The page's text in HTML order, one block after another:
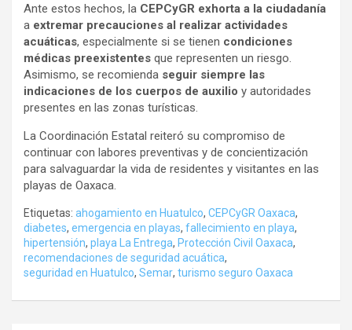
Ante estos hechos, la CEPCyGR exhorta a la ciudadanía
a extremar precauciones al realizar actividades
acuáticas, especialmente si se tienen condiciones
médicas preexistentes que representen un riesgo.
Asimismo, se recomienda seguir siempre las
indicaciones de los cuerpos de auxilio y autoridades
presentes en las zonas turísticas.
La Coordinación Estatal reiteró su compromiso de
continuar con labores preventivas y de concientización
para salvaguardar la vida de residentes y visitantes en las
playas de Oaxaca.
Etiquetas: ahogamiento en Huatulco, CEPCyGR Oaxaca,
diabetes, emergencia en playas, fallecimiento en playa,
hipertensión, playa La Entrega, Protección Civil Oaxaca,
recomendaciones de seguridad acuática,
seguridad en Huatulco, Semar, turismo seguro Oaxaca